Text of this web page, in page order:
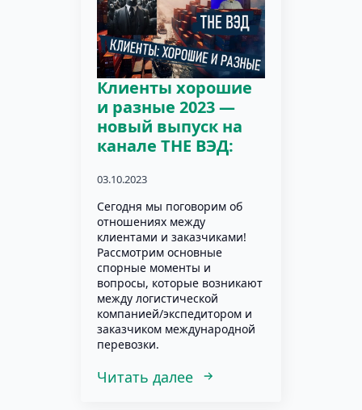
Клиенты хорошие
и разные 2023 —
новый выпуск на
канале THE ВЭД:
03.10.2023
Сегодня мы поговорим об
отношениях между
клиентами и заказчиками!
Рассмотрим основные
спорные моменты и
вопросы, которые возникают
между логистической
компанией/экспедитором и
заказчиком международной
перевозки.
Читать далее